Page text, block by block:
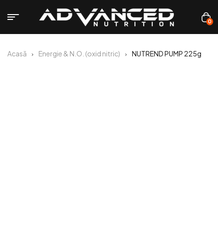
0
Acasă Energie & N.O. (oxid nitric) NUTREND PUMP 225g